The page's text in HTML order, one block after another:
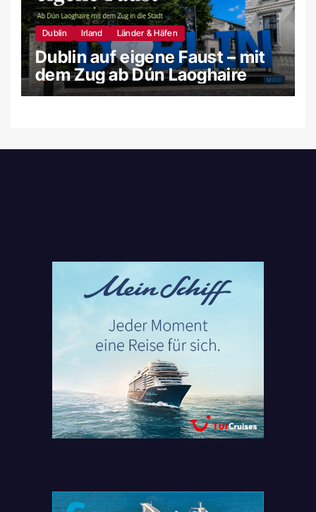
Dublin Irland Länder & Häfen
Dublin auf eigene Faust – mit
dem Zug ab Dún Laoghaire